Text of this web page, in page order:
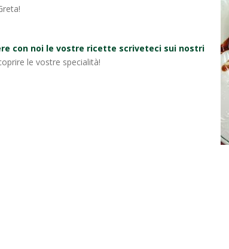
con noi le vostre ricette scriveteci sui nostri
le vostre specialità!